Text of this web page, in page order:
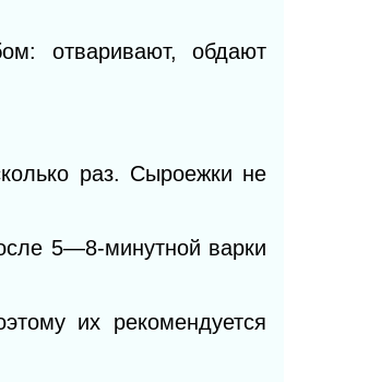
отваривают, обдают
раз. Сыроежки не
5—8-минутной варки
их рекомендуется